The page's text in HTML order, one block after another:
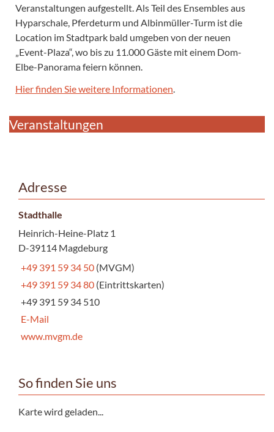
Veranstaltungen aufgestellt. Als Teil des Ensembles aus
Hyparschale, Pferdeturm und Albinmüller-Turm ist die
Location im Stadtpark bald umgeben von der neuen
„Event-Plaza“, wo bis zu 11.000 Gäste mit einem Dom-
Elbe-Panorama feiern können.
Hier finden Sie weitere Informationen
Veranstaltungen
Adresse
Stadthalle
Heinrich-Heine-Platz 1
D-39114 Magdeburg
+49 391 59 34 50 (MVGM)
+49 391 59 34 80 (Eintrittskarten)
+49 391 59 34 510
E-Mail
www.mvgm.de
So finden Sie uns
Karte wird geladen...